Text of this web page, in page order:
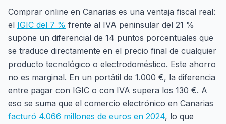
Comprar online en Canarias es una ventaja fiscal real:
el IGIC del 7 % frente al IVA peninsular del 21 %
supone un diferencial de 14 puntos porcentuales que
se traduce directamente en el precio final de cualquier
producto tecnológico o electrodoméstico. Este ahorro
no es marginal. En un portátil de 1.000 €, la diferencia
entre pagar con IGIC o con IVA supera los 130 €. A
eso se suma que el comercio electrónico en Canarias
facturó 4.066 millones de euros en 2024, lo que